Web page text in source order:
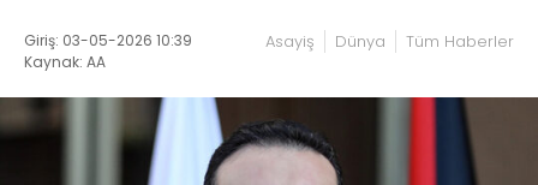
Giriş: 03-05-2026 10:39
Kaynak: AA
Asayiş Dünya Tüm Haberler